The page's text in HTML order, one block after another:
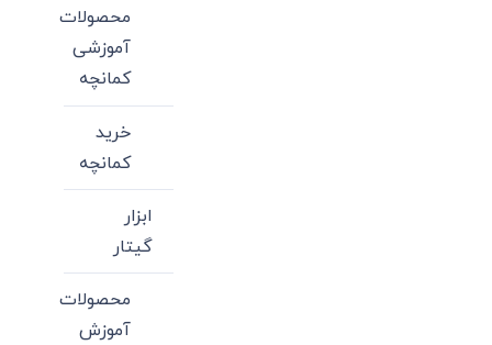
محصولات
آموزشی
کمانچه
خرید
کمانچه
ابزار
گیتار
محصولات
آموزش